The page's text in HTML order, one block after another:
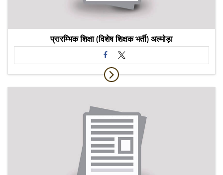
प्रारम्भिक शिक्षा (विशेष शिक्षक भर्ती) अल्मोड़ा